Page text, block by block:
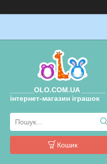
______OLO.COM.UA ______
інтернет-магазин іграшок
Кошик